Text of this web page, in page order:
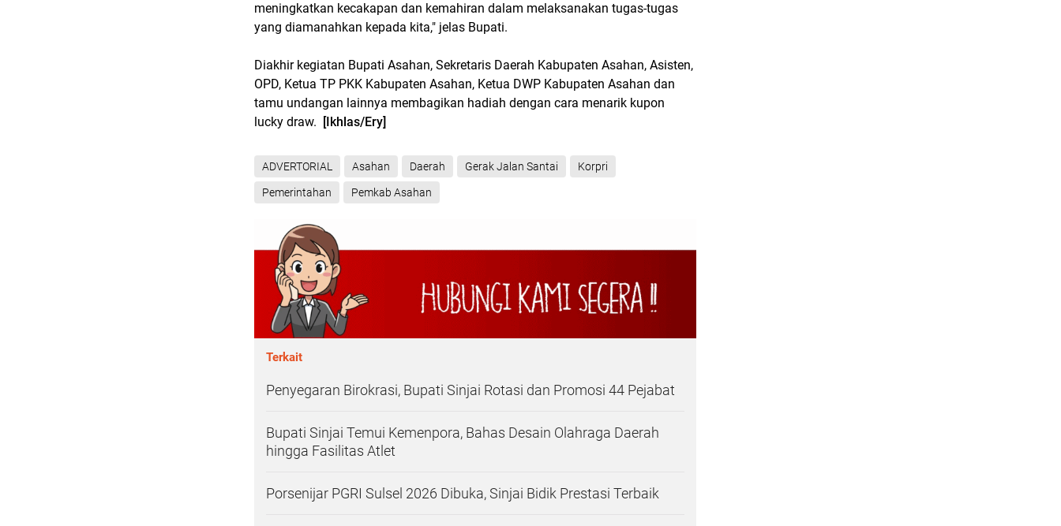
meningkatkan kecakapan dan kemahiran dalam melaksanakan tugas-tugas
yang diamanahkan kepada kita," jelas Bupati.
Diakhir kegiatan Bupati Asahan, Sekretaris Daerah Kabupaten Asahan, Asisten,
OPD, Ketua TP PKK Kabupaten Asahan, Ketua DWP Kabupaten Asahan dan
tamu undangan lainnya membagikan hadiah dengan cara menarik kupon
lucky draw.
[Ikhlas/Ery]
ADVERTORIAL Asahan Daerah Gerak Jalan Santai Korpri
Pemerintahan Pemkab Asahan
Terkait
Penyegaran Birokrasi, Bupati Sinjai Rotasi dan Promosi 44 Pejabat
Bupati Sinjai Temui Kemenpora, Bahas Desain Olahraga Daerah
hingga Fasilitas Atlet
Porsenijar PGRI Sulsel 2026 Dibuka, Sinjai Bidik Prestasi Terbaik